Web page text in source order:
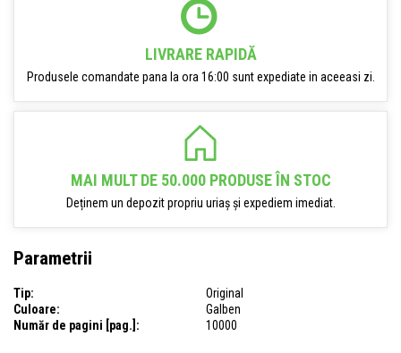
LIVRARE RAPIDĂ
Produsele comandate pana la ora 16:00 sunt expediate in aceeasi zi.
MAI MULT DE 50.000 PRODUSE ÎN STOC
Deținem un depozit propriu uriaș și expediem imediat.
Parametrii
Tip:
Original
Culoare:
Galben
Număr de pagini [pag.]:
10000